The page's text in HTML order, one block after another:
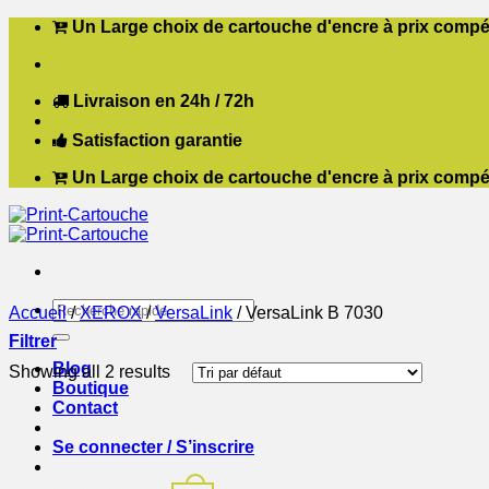
Passer
contenu
Un Large choix de cartouche d'encre à prix
Livraison en 24h / 72h
Satisfaction garantie
Un Large choix de cartouche d'encre à prix
Recherche
pour :
Blog
Boutique
Contact
Se connecter / S’inscrire
Accueil / XEROX / VersaLink /VersaLink B 7030
Filtrer
Showing all 2 results